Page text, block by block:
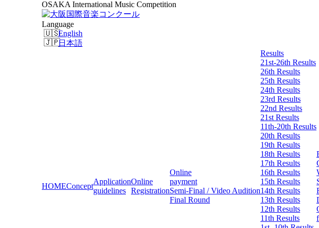
OSAKA International Music Competition
Language
English
日本語
HOMEConcept
Application
guidelines
Online
Registration
Online
payment
Semi-Final / Video Audition
Final Round
Results
21st-26th Results
26th Results
25th Results
24th Results
23rd Results
22nd Results
21st Results
11th-20th Results
20th Results
19th Results
18th Results
17th Results
16th Results
15th Results
14th Results
13th Results
12th Results
11th Results